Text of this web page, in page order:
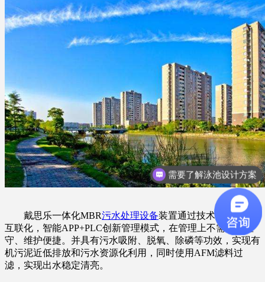
戴思乐一体化MBR污水处理设备装置通过技术创新实现
互联化，智能APP+PLC创新管理模式，在管理上不需要人值
守、维护便捷。并具有污水吸附、脱氧、除磷等功效，实现有
机污泥近低排放和污水资源化利用，同时使用AFM滤料过
滤，实现出水稳定清亮。
需要了解泳池设计方案